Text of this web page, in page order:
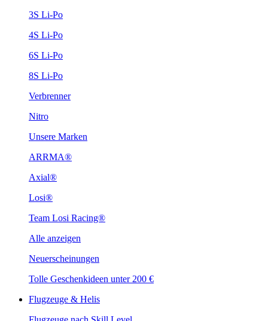
3S Li-Po
4S Li-Po
6S Li-Po
8S Li-Po
Verbrenner
Nitro
Unsere Marken
ARRMA®
Axial®
Losi®
Team Losi Racing®
Alle anzeigen
Neuerscheinungen
Tolle Geschenkideen unter 200 €
Flugzeuge & Helis